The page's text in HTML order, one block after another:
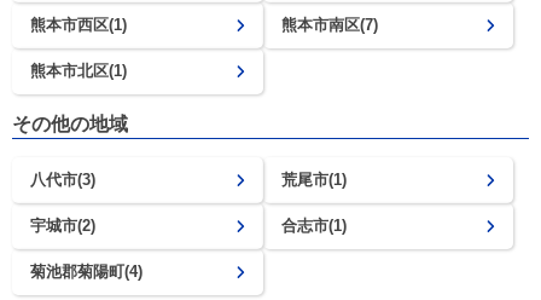
熊本市西区(1) 熊本市南区(7)
熊本市北区(1)
その他の地域
八代市(3) 荒尾市(1)
宇城市(2) 合志市(1)
菊池郡菊陽町(4)